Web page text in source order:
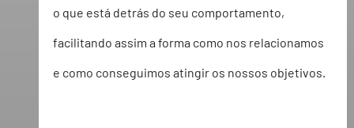
o que está detrás do seu comportamento,
facilitando assim a forma como nos relacionamos
e como conseguimos atingir os nossos objetivos.